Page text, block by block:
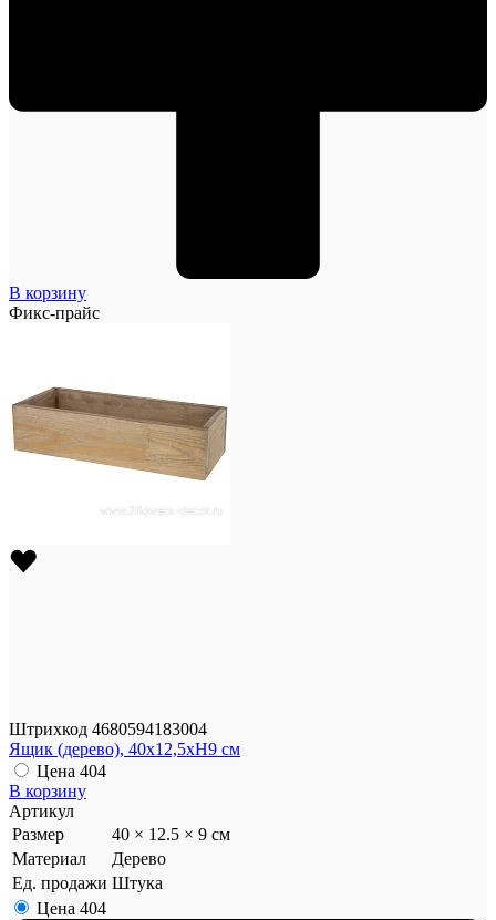
В корзину
Фикс-прайс
Штрихкод 4680594183004
Ящик (дерево), 40x12,5xH9 см
Цена 404
В корзину
Артикул
Размер
40 × 12.5 × 9 см
Материал
Дерево
Ед. продажи Штука
Цена 404